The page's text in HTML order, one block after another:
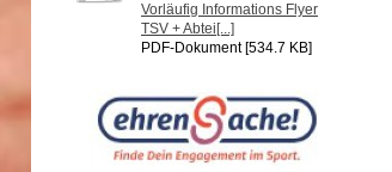
Vorläufig Informations Flyer
TSV + Abtei[...]
PDF-Dokument [534.7 KB]